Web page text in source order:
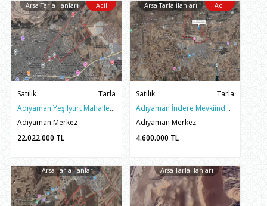
Arsa Tarla İlanları Acil
Satılık
Tarla
Adıyaman Yeşilyurt Mahallesinde Malatya Cad Güneyinde Tarla
Adıyaman Merkez
22.022.000 TL
Arsa Tarla İlanları Acil
Satılık
Tarla
Adıyaman İndere Mevkiinde Yatırımlık Satılık 2372 m2 Arazi
Adıyaman Merkez
4.600.000 TL
Arsa Tarla İlanları Arsa Tarla İlanları